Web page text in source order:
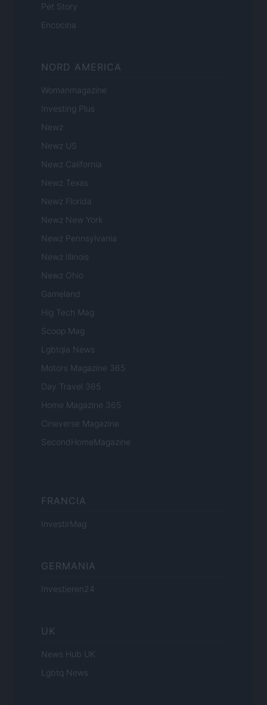
Pet Story
Encocina
NORD AMERICA
Womanmagazine
Investing Plus
Newz
Newz US
Newz California
Newz Texas
Newz Florida
Newz New York
Newz Pennsylvania
Newz Illinois
Newz Ohio
Gameland
Hig Tech Mag
Scoop Mag
Lgbtqia News
Motors Magazine 365
Day Travel 365
Home Magazine 365
Cineverse Magazine
SecondHomeMagazine
FRANCIA
InvestirMag
GERMANIA
Investieren24
UK
News Hub UK
Lgbtq News